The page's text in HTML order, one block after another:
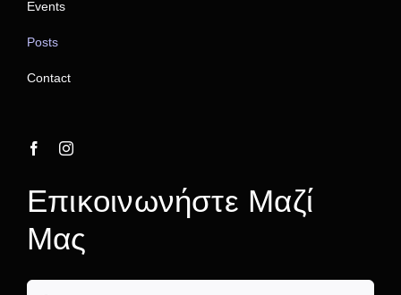
Events
Posts
Contact
Επικοινωνήστε Μαζί
Μας